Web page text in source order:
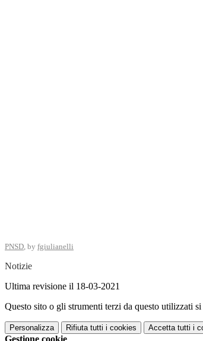
PNSD, by fgiulianelli
Notizie
Ultima revisione il 18-03-2021
Questo sito o gli strumenti terzi da questo utilizzati
Personalizza Rifiuta tutti i cookies Accetta tutti i